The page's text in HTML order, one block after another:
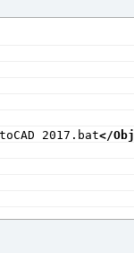
2017.bat</